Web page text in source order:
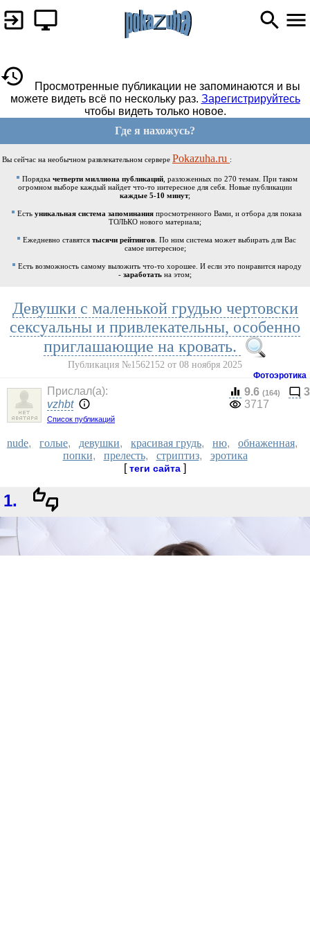
Просмотренные публикации не запоминаются и вы
можете видеть всё по нескольку раз. Зарегистрируйтесь
чтобы видеть только новое.
Где я нахожусь?
Вы сейчас на необычном развлекательном сервере Pokazuha.ru :
Порядка четверти миллиона публикаций, разложенных по 270 темам. При таком
огромном выборе каждый найдет что-то интересное для себя. Новые публикации
каждые 5-10 минут;
Есть уникальная система запоминания просмотренного Вами, и отбора для показа
ТОЛЬКО нового материала;
Ежедневно ставятся тысячи рейтингов . По ним система может выбирать для Вас
самое интересное;
Есть возможность самому выложить что-то хорошее. И если это понравится народу
- заработать на этом;
Девушки с маленькой грудью чертовски
сексуальны и привлекательны, особенно
приглашающие на кровать.
Публикация №1562152 от 08 ноября 2025
Фотоэротика
Прислал(a):
vzhbt
Список публикаций
9.6 (164)
3
3717
nude, голые, девушки, красивая грудь, ню, обнаженная,
попки, прелесть, стриптиз, эротика
[теги сайта ]
1.